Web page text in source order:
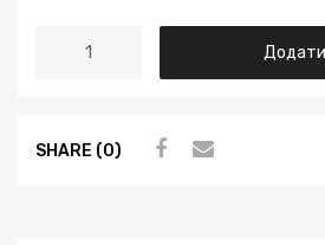
грн.9,400.00.
ціна:
Mercedes
SHARE (0)